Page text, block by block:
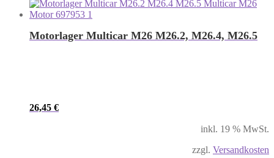
Motorlager Multicar M26 M26.2, M26.4, M26.5
26,45 €
inkl. 19 % MwSt.
zzgl. Versandkosten